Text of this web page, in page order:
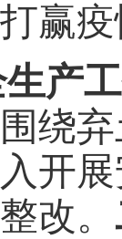
赢
产
绕
开
改。